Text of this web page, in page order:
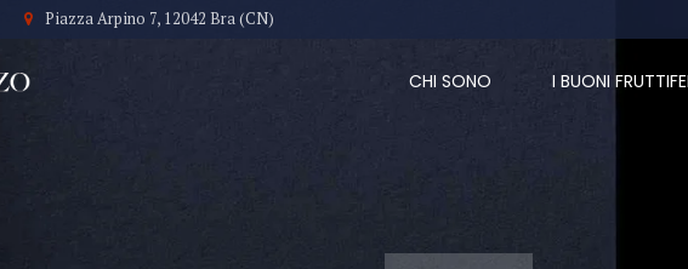
Piazza Arpino 7, 12042 Bra (CN)
CHI SONO I BUONI